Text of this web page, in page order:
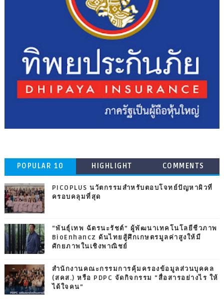
POPULAR 10 HIGHLIGHT COMMENTS
PICOPLUS นวัตกรรมสำหรับตอบโจทย์ปัญหาผิวที่
ครอบคลุมที่สุด
“พันธุ์เทพ ฉัตรนะรัชต์” ผู้พัฒนาเทคโนโลยีชีวภาพ
BioEnhancz ดันไทยสู้ศึกเกษตรมูลค่าสูงให้มี
ศักยภาพในเชิงพาณิชย์
สำนักงานคณะกรรมการคุ้มครองข้อมูลส่วนบุคคล
(สคส.) หรือ PDPC จัดกิจกรรม “สื่อสารอย่างไร ให้
ได้ใจคน”